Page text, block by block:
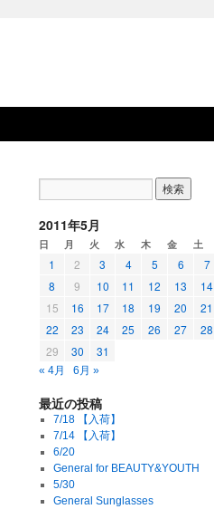
2011年5月
日 月 火 水 木 金 土
1 2 3 4 5 6
7
8
9 10 11 12 13
14
15
16 17 18 19 20
21
22
23 24 25 26 27
28
29
30 31
« 4月 6月 »
最近の投稿
7/18 【入荷】
7/14 【入荷】
6/20
General for BEAUTY&YOUTH
5/30
General Sunglasses